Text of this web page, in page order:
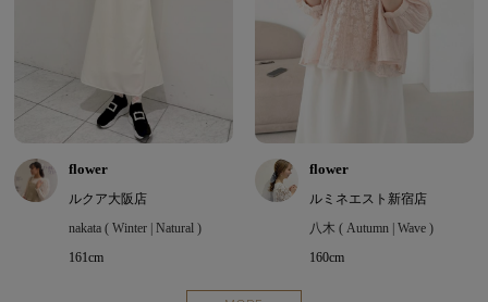
flower
ルクア大阪店
nakata ( Winter | Natural )
161cm
flower
ルミネエスト新宿店
八木 ( Autumn | Wave )
160cm